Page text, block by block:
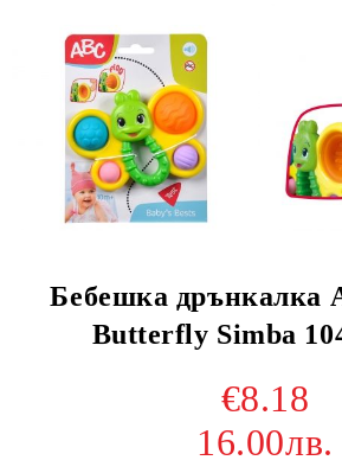
Бебешка дрънкалка
Butterfly Simba
€8.18
16.00лв.